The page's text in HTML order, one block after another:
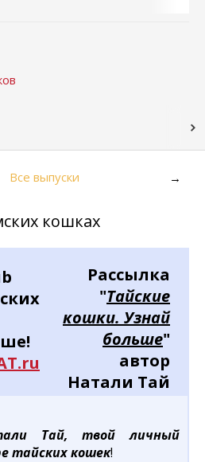
Все выпуски →
кошках
Рассылка
"Тайские
кошки. Узнай
больше"
автор
Натали Тай
Тай, твой личный
тайских кошек!